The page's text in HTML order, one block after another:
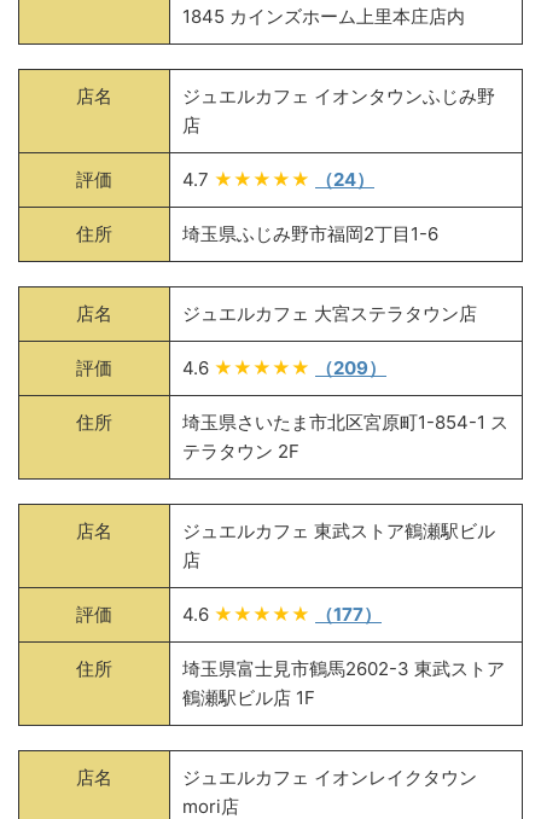
1845 カインズホーム上里本庄店内
店名
ジュエルカフェ イオンタウンふじみ野
店
評価 4.7 ★★★★★ （24）
住所 埼玉県ふじみ野市福岡2丁目1-6
店名 ジュエルカフェ 大宮ステラタウン店
評価 4.6 ★★★★★ （209）
住所
埼玉県さいたま市北区宮原町1-854-1 ス
テラタウン 2F
店名
ジュエルカフェ 東武ストア鶴瀬駅ビル
店
評価 4.6 ★★★★★ （177）
住所
埼玉県富士見市鶴馬2602-3 東武ストア
鶴瀬駅ビル店 1F
店名
ジュエルカフェ イオンレイクタウン
mori店